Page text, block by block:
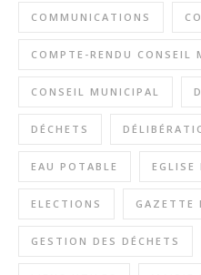
COMMUNICATIONS
COMPTE-RENDU CONSEIL
CONSEIL MUNICIPAL
DÉCHETS
EAU POTABLE
ELECTIONS GAZETTE
GESTION DES DÉCHETS